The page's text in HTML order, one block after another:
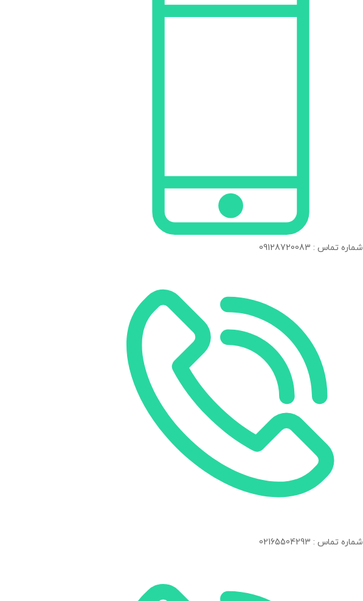
شماره تماس : 09128720083
شماره تماس : 02165504293